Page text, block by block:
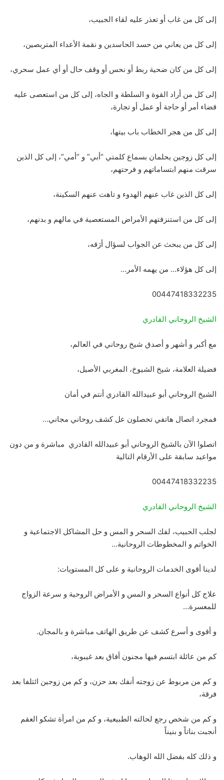
إلى كل من غاب أو تعذر عليه لقاء الحبيب،
إلى كل من يعاني من حسد الحاسدين و نقمة الأعداء المتربصين،
إلى كل من كان ضحية ربط أو نحس أو وقف حال أو أي عمل سحري،
إلى كل من أراد القوة و السلطة و الجاه، إلى كل من استعصى عليه
قضاء أمر أو حاجة أو عمل أو تجارة،
إلى كل من هجر الخطاب باب بيتها،
إلى كل زوجين يحلمان بسماع كلمتي “أبي” و “أمي”، إلى كل الذين
سرقت منهم ابتساماتهم و فرحتهم،
إلى كل الذين غاب عنهم الهدوء و تاهت عنهم السكينة،
إلى كل من استنزفتهم الأمراض المستعصية في مالهم و بدنهم،
إلى كل من يبحث عن الجواب لسؤال أرَقه،
إلى كل هؤلاء… من يهمه الأمر…
00447418332235
الشيخ الروحاني القادري
مع أكبر و أشهر و أصدق شيخ روحاني في العالم،
فضيلة العلامة، شيخ الشيوخ، المغربي الأصيل،
الشيخ الروحاني أبو عبيدالله القادري أنتم في أمان
فمجرد اتصال هاتفي تحصلون عل كشف روحاني مجاني…
اتصلوا الآن بالشيخ الروحاني أبو عبيدالله القادري مباشرة و من دون
مواعيد سابقة على الأرقام التالية
00447418332235
الشيخ الروحاني القادري
لجلب الحبيب، لفك السحر و المس و حل المشاكل الاجتماعية و
الخواتم و المخطوطات الروحانية…
لدينا أقوى الخدمات الروحانية و على كل المستويات:
علاج كل أنواع السحر و المس و الأمراض الروحية و سرعة الزواج
للمعسرة…
و أقوى و أسرع كشف عن طريق الهاتف مباشرة و بالمجان.
كم من عائلة ابتسم فيها مجنون أفاق بعد غيبوبة،
و كم من مربوط عن زوجته أنفك بعد حزن، و كم من زوجين ائتلفا بعد
فرقة،
و كم من شخص رجع لحالته الطبيعية، و كم من امرأة تشكو العقم
أنجبت بناتاً و بنيناً
و ذلك كله بفضل الله الوهاب.